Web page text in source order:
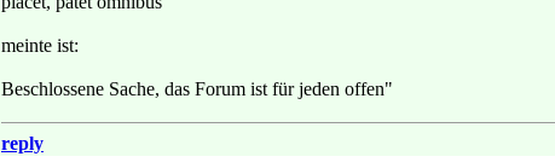
meinte ist:
Beschlossene Sache, das Forum ist für jeden offen"
reply